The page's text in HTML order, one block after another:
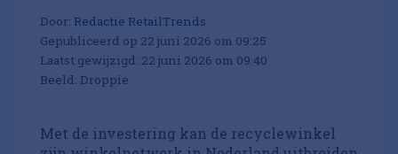
Door: Redactie RetailTrends
Gepubliceerd op 22 juni 2026 om 09:25
Laatst gewijzigd: 22 juni 2026 om 09:40
Beeld: Droppie
Met de investering kan de recyclewinkel